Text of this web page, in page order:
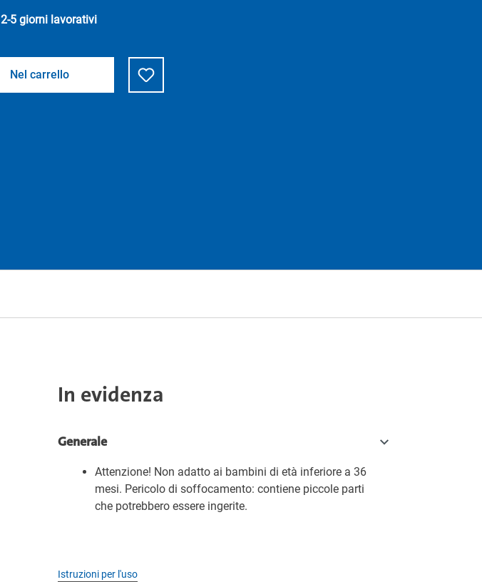
2-5 giorni lavorativi
Nel carrello
In evidenza
Generale
Attenzione! Non adatto ai bambini di età inferiore a 36
mesi. Pericolo di soffocamento: contiene piccole parti
che potrebbero essere ingerite.
Istruzioni per l'uso